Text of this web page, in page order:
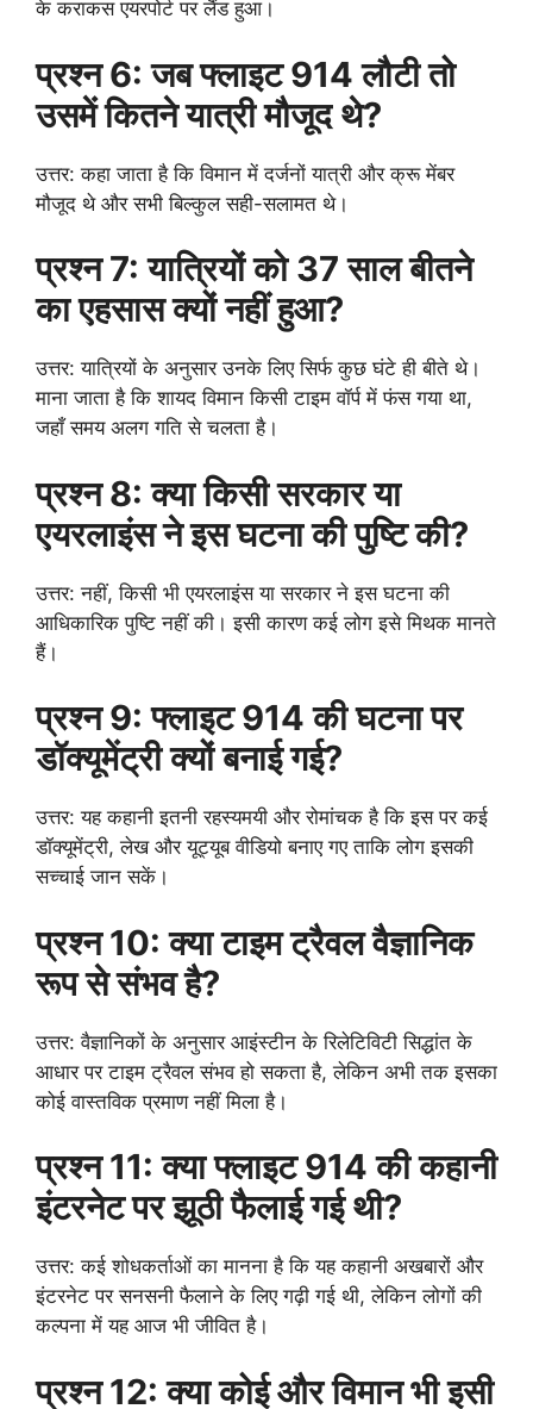
के कराकस एयरपोर्ट पर लैंड हुआ।
प्रश्न 6: जब फ्लाइट 914 लौटी तो
उसमें कितने यात्री मौजूद थे?
उत्तर: कहा जाता है कि विमान में दर्जनों यात्री और क्रू मेंबर
मौजूद थे और सभी बिल्कुल सही-सलामत थे।
प्रश्न 7: यात्रियों को 37 साल बीतने
का एहसास क्यों नहीं हुआ?
उत्तर: यात्रियों के अनुसार उनके लिए सिर्फ कुछ घंटे ही बीते थे।
माना जाता है कि शायद विमान किसी टाइम वॉर्प में फंस गया था,
जहाँ समय अलग गति से चलता है।
प्रश्न 8: क्या किसी सरकार या
एयरलाइंस ने इस घटना की पुष्टि की?
उत्तर: नहीं, किसी भी एयरलाइंस या सरकार ने इस घटना की
आधिकारिक पुष्टि नहीं की। इसी कारण कई लोग इसे मिथक मानते
हैं।
प्रश्न 9: फ्लाइट 914 की घटना पर
डॉक्यूमेंट्री क्यों बनाई गई?
उत्तर: यह कहानी इतनी रहस्यमयी और रोमांचक है कि इस पर कई
डॉक्यूमेंट्री, लेख और यूट्यूब वीडियो बनाए गए ताकि लोग इसकी
सच्चाई जान सकें।
प्रश्न 10: क्या टाइम ट्रैवल वैज्ञानिक
रूप से संभव है?
उत्तर: वैज्ञानिकों के अनुसार आइंस्टीन के रिलेटिविटी सिद्धांत के
आधार पर टाइम ट्रैवल संभव हो सकता है, लेकिन अभी तक इसका
कोई वास्तविक प्रमाण नहीं मिला है।
प्रश्न 11: क्या फ्लाइट 914 की कहानी
इंटरनेट पर झूठी फैलाई गई थी?
उत्तर: कई शोधकर्ताओं का मानना है कि यह कहानी अखबारों और
इंटरनेट पर सनसनी फैलाने के लिए गढ़ी गई थी, लेकिन लोगों की
कल्पना में यह आज भी जीवित है।
प्रश्न 12: क्या कोई और विमान भी इसी